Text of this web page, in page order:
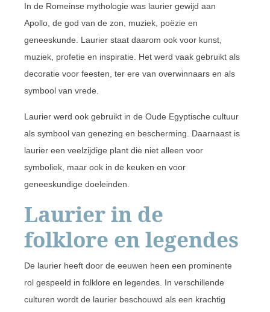
In de Romeinse mythologie was laurier gewijd aan
Apollo, de god van de zon, muziek, poëzie en
geneeskunde. Laurier staat daarom ook voor kunst,
muziek, profetie en inspiratie. Het werd vaak gebruikt als
decoratie voor feesten, ter ere van overwinnaars en als
symbool van vrede.
Laurier werd ook gebruikt in de Oude Egyptische cultuur
als symbool van genezing en bescherming. Daarnaast is
laurier een veelzijdige plant die niet alleen voor
symboliek, maar ook in de keuken en voor
geneeskundige doeleinden.
Laurier in de
folklore en legendes
De laurier heeft door de eeuwen heen een prominente
rol gespeeld in folklore en legendes. In verschillende
culturen wordt de laurier beschouwd als een krachtig